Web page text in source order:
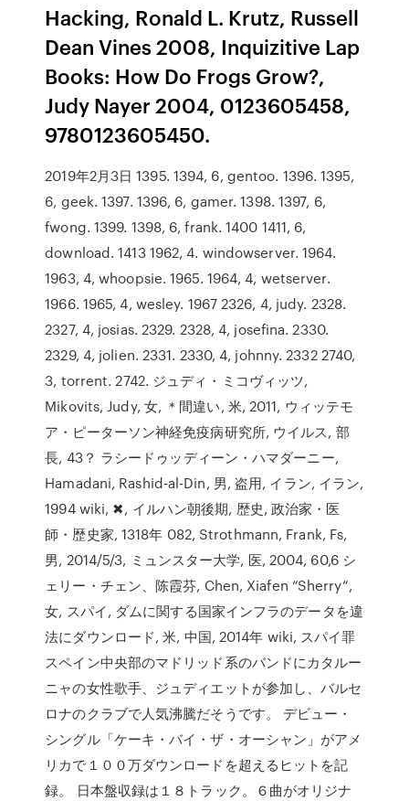
Hacking, Ronald L. Krutz, Russell
Dean Vines 2008, Inquizitive Lap
Books: How Do Frogs Grow?,
Judy Nayer 2004, 0123605458,
9780123605450.
2019年2月3日 1395. 1394, 6, gentoo. 1396. 1395,
6, geek. 1397. 1396, 6, gamer. 1398. 1397, 6,
fwong. 1399. 1398, 6, frank. 1400 1411, 6,
download. 1413 1962, 4. windowserver. 1964.
1963, 4, whoopsie. 1965. 1964, 4, wetserver.
1966. 1965, 4, wesley. 1967 2326, 4, judy. 2328.
2327, 4, josias. 2329. 2328, 4, josefina. 2330.
2329, 4, jolien. 2331. 2330, 4, johnny. 2332 2740,
3, torrent. 2742. ジュディ・ミコヴィッツ,
Mikovits, Judy, 女, ＊間違い, 米, 2011, ウィッテモ
ア・ピーターソン神経免疫病研究所, ウイルス, 部
長, 43？ ラシードゥッディーン・ハマダーニー,
Hamadani, Rashid-al-Din, 男, 盗用, イラン, イラン,
1994 wiki, ✖, イルハン朝後期, 歴史, 政治家・医
師・歴史家, 1318年 082, Strothmann, Frank, Fs,
男, 2014/5/3, ミュンスター大学, 医, 2004, 60,6 シ
ェリー・チェン、陈霞芬, Chen, Xiafen “Sherry”,
女, スパイ, ダムに関する国家インフラのデータを違
法にダウンロード, 米, 中国, 2014年 wiki, スパイ罪
スペイン中央部のマドリッド系のバンドにカタルー
ニャの女性歌手、ジュディエットが参加し、バルセ
ロナのクラブで人気沸騰だそうです。 デビュー・
シングル「ケーキ・バイ・ザ・オーシャン」がアメ
リカで１００万ダウンロードを超えるヒットを記
録。 日本盤収録は１８トラック。６曲がオリジナ